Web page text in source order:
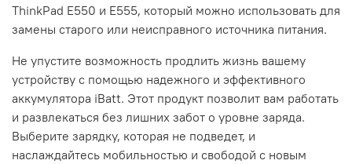
ThinkPad E550 и E555, который можно использовать для
замены старого или неисправного источника питания.
Не упустите возможность продлить жизнь вашему
устройству с помощью надежного и эффективного
аккумулятора iBatt. Этот продукт позволит вам работать
и развлекаться без лишних забот о уровне заряда.
Выберите зарядку, которая не подведет, и
наслаждайтесь мобильностью и свободой с новым